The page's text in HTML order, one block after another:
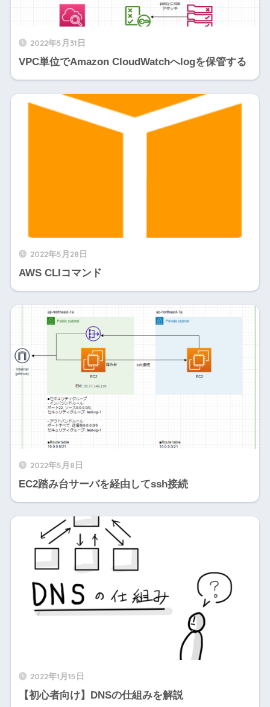
2022年5月31日
VPC単位でAmazon CloudWatchへlogを保管する
2022年5月28日
AWS CLIコマンド
2022年5月8日
EC2踏み台サーバを経由してssh接続
2022年1月15日
【初心者向け】DNSの仕組みを解説